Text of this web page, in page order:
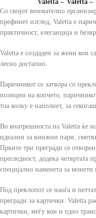
Со својот внимателно
префинет изглед, Valetta е
практичност, елеганција и
Valetta e создаден за жени кои
лесно достапно.
Паричникот се затвора со
позиции на копчето,
тоа колку е наполнет, за
Во внатрешноста на Valetta ќе
идеални за книжни пари,
Првите три прегради се
прегледност, додека четвртата
специјално наменета за
Под преклопот се наоѓа и
прегради за картички. Valetta
картички, меѓу кои и едно